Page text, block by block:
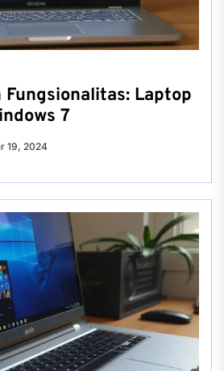
Laptop
7
19, 2024